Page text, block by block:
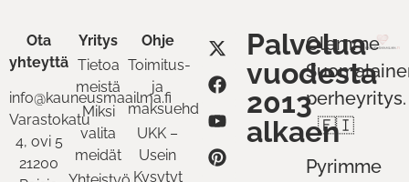
Ota
yhteyttä
info@kauneusmaailma.fi
Varastokatu
4, ovi 5
21200
Yritys
Tietoa
meistä
Miksi
valita
meidät
Ohje
Toimitus-
ja
maksuehdot
UKK –
Usein
Kysytyt
Palvelua
vuodesta
2013
alkaen
Olemme
perheyritys.
🇫🇮
Pyrimme